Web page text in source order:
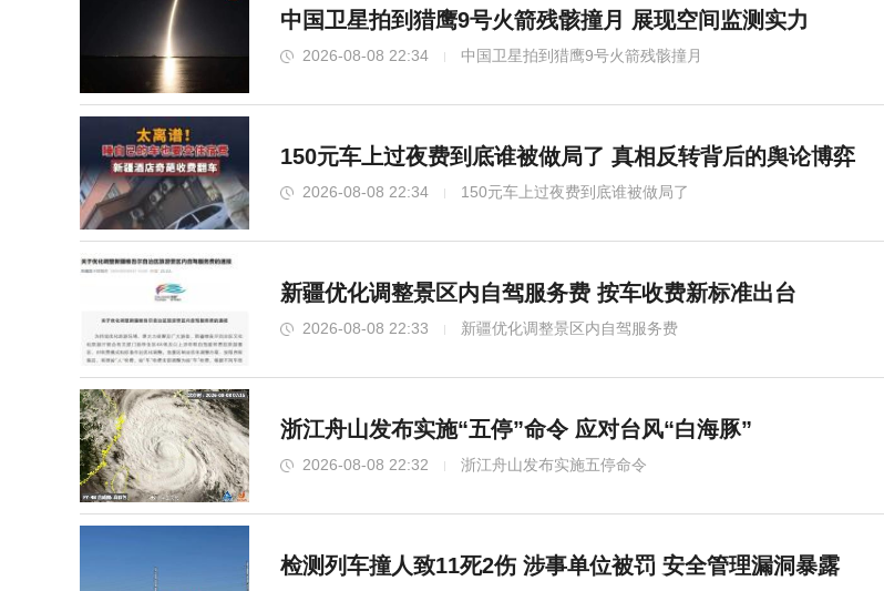
中国卫星拍到猎鹰9号火箭残骸撞月 展现空间监测实力
2026-08-08 22:34 中国卫星拍到猎鹰9号火箭残骸撞月
150元车上过夜费到底谁被做局了 真相反转背后的舆论博弈
2026-08-08 22:34 150元车上过夜费到底谁被做局了
新疆优化调整景区内自驾服务费 按车收费新标准出台
2026-08-08 22:33 新疆优化调整景区内自驾服务费
浙江舟山发布实施“五停”命令 应对台风“白海豚”
2026-08-08 22:32 浙江舟山发布实施五停命令
检测列车撞人致11死2伤 涉事单位被罚 安全管理漏洞暴露